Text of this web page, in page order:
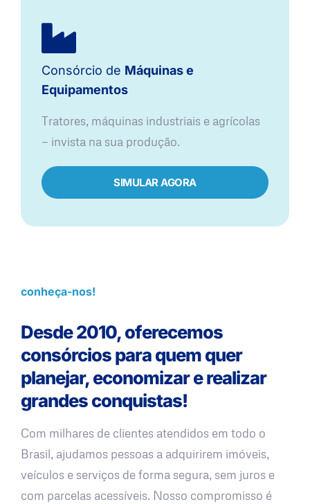
Consórcio de Máquinas e
Equipamentos
Tratores, máquinas industriais e agrícolas
— invista na sua produção.
SIMULAR AGORA
conheça-nos!
Desde 2010, oferecemos
consórcios para quem quer
planejar, economizar e realizar
grandes conquistas!
Com milhares de clientes atendidos em todo o
Brasil, ajudamos pessoas a adquirirem imóveis,
veículos e serviços de forma segura, sem juros e
com parcelas acessíveis. Nosso compromisso é